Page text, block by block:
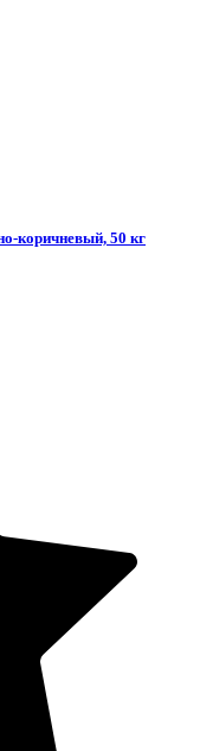
коричневый, 50 кг